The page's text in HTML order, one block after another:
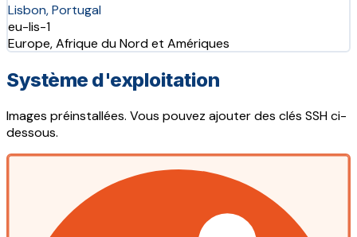
Lisbon, Portugal
eu-lis-1
Europe, Afrique du Nord et Amériques
Système d'exploitation
Images préinstallées. Vous pouvez ajouter des clés SSH ci-
dessous.